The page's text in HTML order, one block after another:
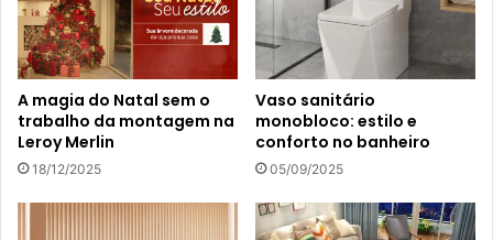
A magia do Natal sem o
trabalho da montagem na
Leroy Merlin
18/12/2025
Vaso sanitário
monobloco: estilo e
conforto no banheiro
05/09/2025